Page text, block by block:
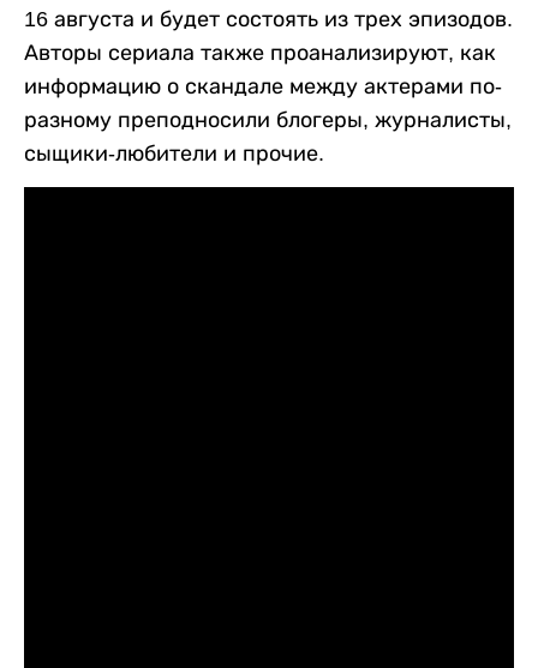
16 августа и будет состоять из трех эпизодов.
Авторы сериала также проанализируют, как
информацию о скандале между актерами по-
разному преподносили блогеры, журналисты,
сыщики-любители и прочие.